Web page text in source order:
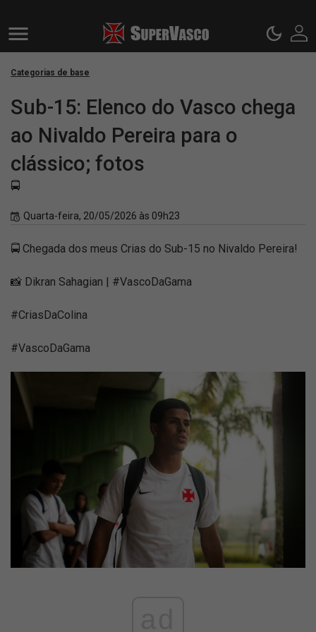
Categorias de base
Sub-15: Elenco do Vasco chega
ao Nivaldo Pereira para o
clássico; fotos
🚍
Quarta-feira, 20/05/2026 às 09h23
🚍 Chegada dos meus Crias do Sub-15 no Nivaldo Pereira!
📸 Dikran Sahagian | #VascoDaGama
#CriasDaColina
#VascoDaGama